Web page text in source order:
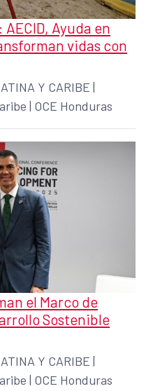
Ayuda en
vidas con
Y CARIBE |
| OCE Honduras
el Marco de
Sostenible
Y CARIBE |
| OCE Honduras